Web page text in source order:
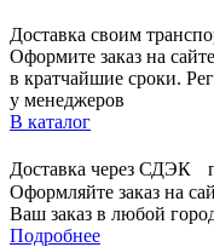
Доставка своим
Оформите заказ на
в кратчайшие сроки.
у менеджеров
В каталог
Доставка через СДЭК
Оформляйте заказ на
Ваш заказ в любой
Подробнее